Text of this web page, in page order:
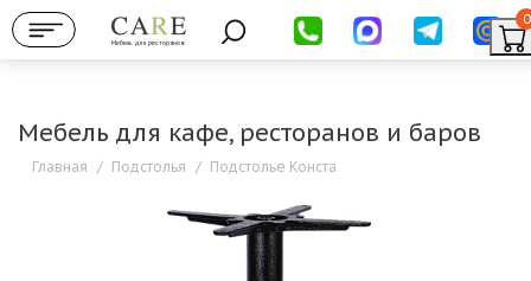
Мебель для ресторанов
0
Мебель для кафе, ресторанов и баров
Главная / Подстолья / Подстолье Конста